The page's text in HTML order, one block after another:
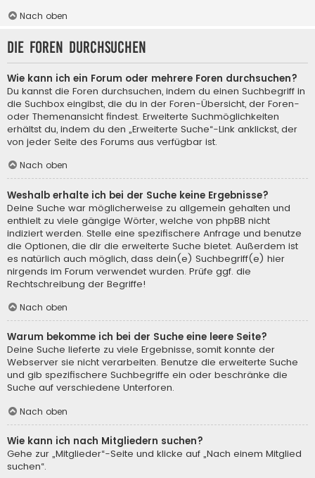
Nach oben
Die Foren durchsuchen
Wie kann ich ein Forum oder mehrere Foren durchsuchen?
Du kannst die Foren durchsuchen, indem du einen Suchbegriff in
die Suchbox eingibst, die du in der Foren-Übersicht, der Foren-
oder Themenansicht findest. Erweiterte Suchmöglichkeiten
erhältst du, indem du den „Erweiterte Suche“-Link anklickst, der
von jeder Seite des Forums aus verfügbar ist.
Nach oben
Weshalb erhalte ich bei der Suche keine Ergebnisse?
Deine Suche war möglicherweise zu allgemein gehalten und
enthielt zu viele gängige Wörter, welche von phpBB nicht
indiziert werden. Stelle eine spezifischere Anfrage und benutze
die Optionen, die dir die erweiterte Suche bietet. Außerdem ist
es natürlich auch möglich, dass dein(e) Suchbegriff(e) hier
nirgends im Forum verwendet wurden. Prüfe ggf. die
Rechtschreibung der Begriffe!
Nach oben
Warum bekomme ich bei der Suche eine leere Seite?
Deine Suche lieferte zu viele Ergebnisse, somit konnte der
Webserver sie nicht verarbeiten. Benutze die erweiterte Suche
und gib spezifischere Suchbegriffe ein oder beschränke die
Suche auf verschiedene Unterforen.
Nach oben
Wie kann ich nach Mitgliedern suchen?
Gehe zur „Mitglieder“-Seite und klicke auf „Nach einem Mitglied
suchen“.